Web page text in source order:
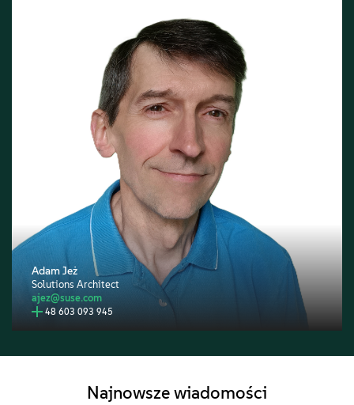
Adam Jeż
Solutions Architect
ajez@suse.com
48 603 093 945
Najnowsze wiadomości